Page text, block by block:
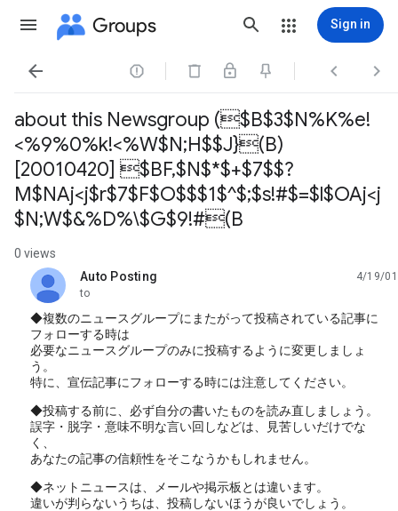
Groups Sign in
   
about this Newsgroup ($B$3$N%K%e!
<%9%0%k!<%W$N;H$$J}(B)
[20010420] $BF,$N$*$+$7$$?
M$NAj<j$r$7$F$O$$$1$^$;$s!#$=$l$OAj<j
$N;W$&%D%\$G$9!#(B
0 views
Auto Posting
unread,
4/19/01
to
◆複数のニュースグループにまたがって投稿されている記事に
フォローする時は
必要なニュースグループのみに投稿するように変更しましょ
う。
特に、宣伝記事にフォローする時には注意してください。
◆投稿する前に、必ず自分の書いたものを読み直しましょう。
誤字・脱字・意味不明な言い回しなどは、見苦しいだけでな
く、
あなたの記事の信頼性をそこなうかもしれません。
◆ネットニュースは、メールや掲示板とは違います。
違いが判らないうちは、投稿しないほうが良いでしょう。